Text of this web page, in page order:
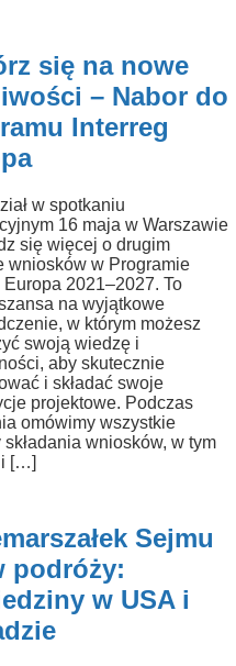
się na nowe
– Nabor do
Interreg
w spotkaniu
16 maja w Warszawie
się więcej o drugim
wniosków w Programie
Europa 2021–2027. To
na wyjątkowe
w którym możesz
swoją wiedzę i
aby skutecznie
i składać swoje
projektowe. Podczas
omówimy wszystkie
składania wniosków, w tym
i […]
Sejmu
podróży:
w USA i